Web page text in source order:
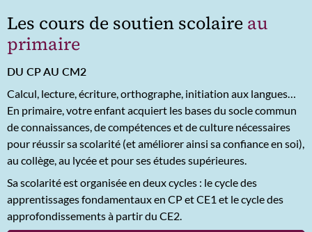
Les cours de soutien scolaire au
primaire
DU CP AU CM2
Calcul, lecture, écriture, orthographe, initiation aux langues…
En primaire, votre enfant acquiert les bases du socle commun
de connaissances, de compétences et de culture nécessaires
pour réussir sa scolarité (et améliorer ainsi sa confiance en soi),
au collège, au lycée et pour ses études supérieures.
Sa scolarité est organisée en deux cycles : le cycle des
apprentissages fondamentaux en CP et CE1 et le cycle des
approfondissements à partir du CE2.